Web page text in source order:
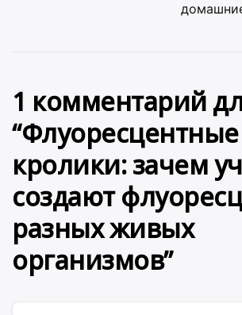
1 комментарий
“Флуоресцентные
кролики: зачем
создают
разных живых
организмов”